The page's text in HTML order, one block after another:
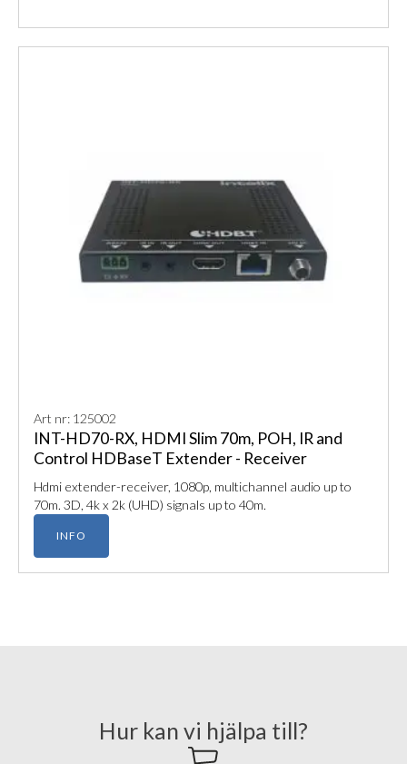
Art nr: 125002
INT-HD70-RX, HDMI Slim 70m, POH, IR and
Control HDBaseT Extender - Receiver
Hdmi extender-receiver, 1080p, multichannel audio up to
70m. 3D, 4k x 2k (UHD) signals up to 40m.
INFO
Hur kan vi hjälpa till?